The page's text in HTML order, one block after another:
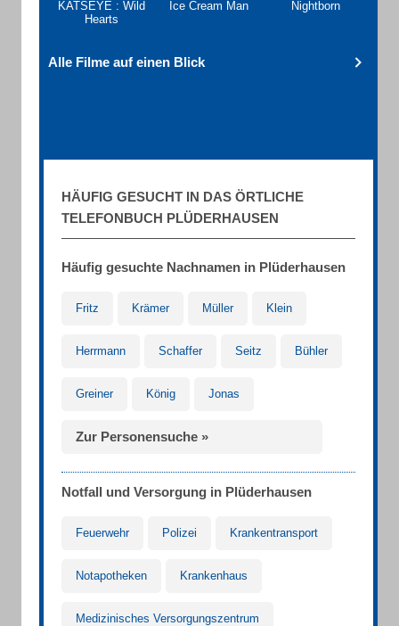
KATSEYE : Wild
Hearts
Ice Cream Man Nightborn
Alle Filme auf einen Blick
HÄUFIG GESUCHT IN DAS ÖRTLICHE
TELEFONBUCH PLÜDERHAUSEN
Häufig gesuchte Nachnamen in Plüderhausen
Fritz Krämer Müller Klein
Herrmann Schaffer Seitz Bühler
Greiner König Jonas
Zur Personensuche »
Notfall und Versorgung in Plüderhausen
Feuerwehr Polizei Krankentransport
Notapotheken Krankenhaus
Medizinisches Versorgungszentrum